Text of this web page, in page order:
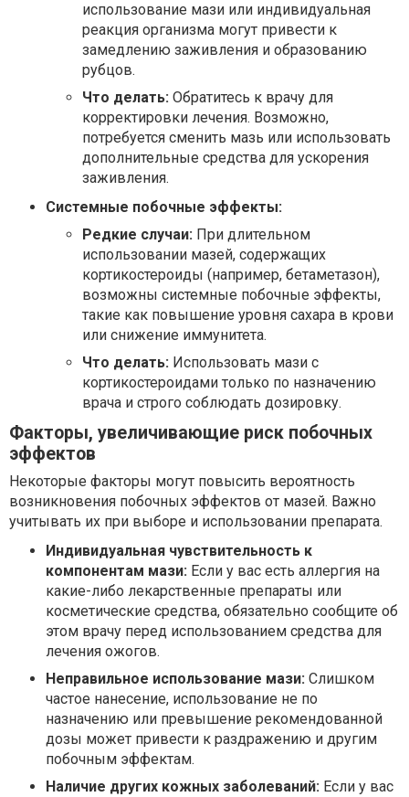
использование мази или индивидуальная
реакция организма могут привести к
замедлению заживления и образованию
рубцов.
Что делать: Обратитесь к врачу для
корректировки лечения. Возможно,
потребуется сменить мазь или использовать
дополнительные средства для ускорения
заживления.
Системные побочные эффекты:
Редкие случаи: При длительном
использовании мазей, содержащих
кортикостероиды (например, бетаметазон),
возможны системные побочные эффекты,
такие как повышение уровня сахара в крови
или снижение иммунитета.
Что делать: Использовать мази с
кортикостероидами только по назначению
врача и строго соблюдать дозировку.
Факторы, увеличивающие риск побочных
эффектов
Некоторые факторы могут повысить вероятность
возникновения побочных эффектов от мазей. Важно
учитывать их при выборе и использовании препарата.
Индивидуальная чувствительность к
компонентам мази: Если у вас есть аллергия на
какие-либо лекарственные препараты или
косметические средства, обязательно сообщите об
этом врачу перед использованием средства для
лечения ожогов.
Неправильное использование мази: Слишком
частое нанесение, использование не по
назначению или превышение рекомендованной
дозы может привести к раздражению и другим
побочным эффектам.
Наличие других кожных заболеваний: Если у вас